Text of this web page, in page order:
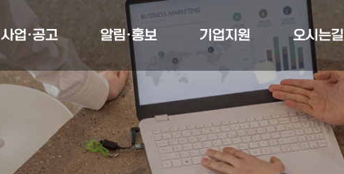
사업·공고 알림·홍보 기업지원 오시는길